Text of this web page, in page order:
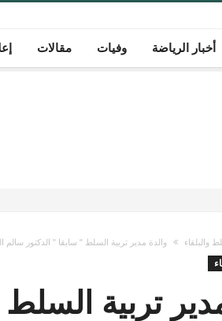
أخبار الرياضة وفيات مقالات
والبلقاء والدة مدير تربية السلط " سابقا " الدكتور
تربية